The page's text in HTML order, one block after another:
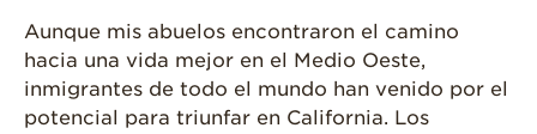
Aunque mis abuelos encontraron el camino
hacia una vida mejor en el Medio Oeste,
inmigrantes de todo el mundo han venido por el
potencial para triunfar en California. Los